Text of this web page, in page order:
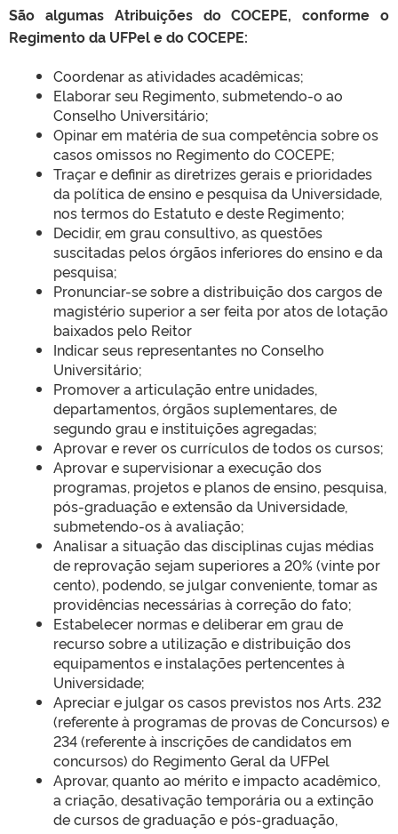
São algumas Atribuições do COCEPE, conforme o
Regimento da UFPel e do COCEPE:
Coordenar as atividades acadêmicas;
Elaborar seu Regimento, submetendo-o ao
Conselho Universitário;
Opinar em matéria de sua competência sobre os
casos omissos no Regimento do COCEPE;
Traçar e definir as diretrizes gerais e prioridades
da política de ensino e pesquisa da Universidade,
nos termos do Estatuto e deste Regimento;
Decidir, em grau consultivo, as questões
suscitadas pelos órgãos inferiores do ensino e da
pesquisa;
Pronunciar-se sobre a distribuição dos cargos de
magistério superior a ser feita por atos de lotação
baixados pelo Reitor
Indicar seus representantes no Conselho
Universitário;
Promover a articulação entre unidades,
departamentos, órgãos suplementares, de
segundo grau e instituições agregadas;
Aprovar e rever os currículos de todos os cursos;
Aprovar e supervisionar a execução dos
programas, projetos e planos de ensino, pesquisa,
pós-graduação e extensão da Universidade,
submetendo-os à avaliação;
Analisar a situação das disciplinas cujas médias
de reprovação sejam superiores a 20% (vinte por
cento), podendo, se julgar conveniente, tomar as
providências necessárias à correção do fato;
Estabelecer normas e deliberar em grau de
recurso sobre a utilização e distribuição dos
equipamentos e instalações pertencentes à
Universidade;
Apreciar e julgar os casos previstos nos Arts. 232
(referente à programas de provas de Concursos) e
234 (referente à inscrições de candidatos em
concursos) do Regimento Geral da UFPel
Aprovar, quanto ao mérito e impacto acadêmico,
a criação, desativação temporária ou a extinção
de cursos de graduação e pós-graduação,